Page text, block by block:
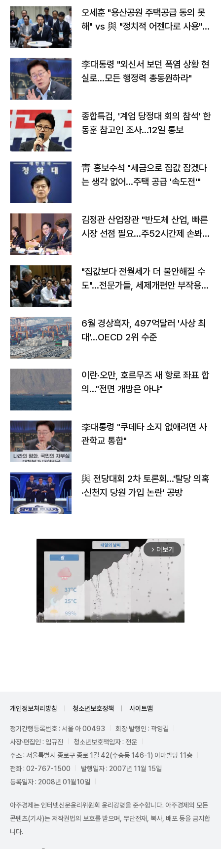
오세훈 "용산공원 주택공급 동의 못
해" vs 與 "정치적 어젠다로 사용"
李대통령 "외신서 보던 폭염 상황 현
실로…모든 행정력 총동원하라"
종합특검, '계엄 당정대 회의 참석' 한
동훈 참고인 조사...12일 통보
靑 홍보수석 "세금으로 집값 잡겠다
는 생각 없어…주택 공급 '속도전'"
김정관 산업장관 "반도체 산업, 빠른
시장 선점 필요…주52시간제 손봐
"집값보다 전월세가 더 불안해질 수
도"…전문가들, 세제개편안 부작용
6월 경상흑자, 497억달러 '사상 최
대'…OECD 2위 수준
이란·오만, 호르무즈 새 항로 좌표 합
의…"전면 개방은 아냐"
李대통령 "쿠데타 소지 없애려면 사
관학교 통합"
與 전당대회 2차 토론회…'탈당 의혹
·신천지 당원 가입 논란' 공방
arrow_forward_ios 더보기
개인정보처리방침 청소년보호정책 사이트맵
정기간행등록번호 : 서울 아 00493
회장·발행인 : 곽영길
사장·편집인 : 임규진
청소년보호책임자 : 전운
주소 : 서울특별시 종로구 종로 1길 42(수송동 146-1) 이마빌딩 11층
전화 : 02-767-1500
발행일자 : 2007년 11월 15일
등록일자 : 2008년 01월10일
아주경제는 인터넷신문윤리위원회 윤리강령을 준수합니다. 아주경제의 모든
콘텐츠(기사)는 저작권법의 보호를 받으며, 무단전재, 복사, 배포 등을 금지합
니다.